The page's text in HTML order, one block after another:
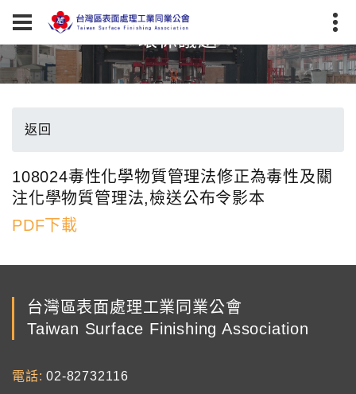
環保議題
返回
108024毒性化學物質管理法修正為毒性及關
注化學物質管理法,檢送公布令影本
PDF下載
台灣區表面處理工業同業公會
Taiwan Surface Finishing Association
電話
02-82732116